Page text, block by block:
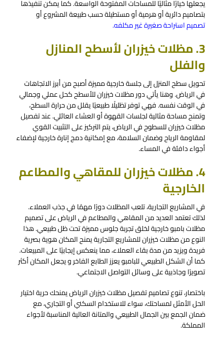
يجعلها خيارًا مثاليًا للمساحات المفتوحة الواسعة. كما يمكن تنفيذها
بتصاميم دائرية أو هرمية أو مستطيلة حسب طبيعة المشروع أو
تصميم استراحة صغيرة غير مكلفه.
3. مظلات خيزران لأسطح المنازل
والفلل
تحويل سطح المنزل إلى جلسة خارجية مميزة أصبح من أبرز الاتجاهات
في الرياض. وهنا يأتي دور مظلات خيزران للأسطح كحل عملي وجمالي
في الوقت نفسه. فهي توفر تظليلًا طبيعيًا يقلل من حرارة السطح،
وتمنح مساحة مثالية لجلسات القهوة أو العشاء العائلي. عند تفصيل
مظلات خيزران للسطوح في الرياض، يتم التركيز على التثبيت القوي
لمقاومة الرياح وضمان السلامة، مع إمكانية دمج إنارة خارجية لإضفاء
أجواء دافئة في المساء.
4. مظلات خيزران للمقاهي والمطاعم
الخارجية
في المشاريع التجارية، تلعب المظلات دورًا مهمًا في جذب العملاء.
لذلك تعتمد العديد من المقاهي والمطاعم في الرياض على تصميم
مظلات بامبو خارجية لخلق تجربة جلوس مميزة تحت ظل طبيعي. هذا
النوع من مظلات خيزران للمشاريع التجارية يمنح المكان هوية بصرية
فريدة ويزيد من مدة بقاء العملاء، مما ينعكس إيجابيًا على المبيعات.
كما أن الشكل الطبيعي للبامبو يعزز الطابع الفاخر و يجعل المكان أكثر
تصويرًا وجاذبية على وسائل التواصل الاجتماعي.
باختصار، تنوع تصاميم تفصيل مظلات خيزران الرياض يمنحك حرية اختيار
الحل الأمثل لمساحتك، سواء للاستخدام السكني أو التجاري، مع
ضمان الجمع بين الجمال الطبيعي والمتانة العالية المناسبة لأجواء
المملكة.